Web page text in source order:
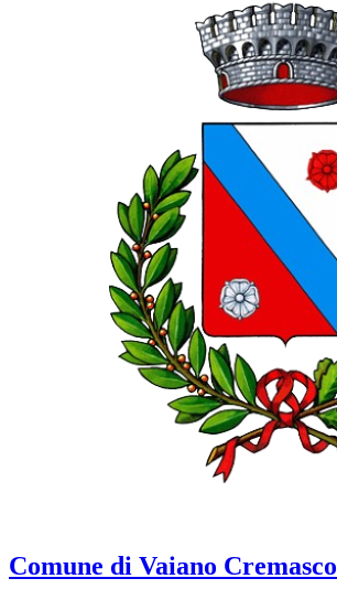
Comune di Vaiano Cremasco